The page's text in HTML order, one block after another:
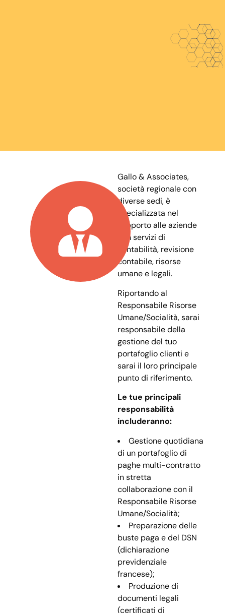
Gallo & Associates,
società regionale con
diverse sedi, è
specializzata nel
supporto alle aziende
con servizi di
contabilità, revisione
contabile, risorse
umane e legali.
Riportando al
Responsabile Risorse
Umane/Socialità, sarai
responsabile della
gestione del tuo
portafoglio clienti e
sarai il loro principale
punto di riferimento.
Le tue principali
responsabilità
includeranno:
Gestione quotidiana
di un portafoglio di
paghe multi-contratto
in stretta
collaborazione con il
Responsabile Risorse
Umane/Socialità;
Preparazione delle
buste paga e del DSN
(dichiarazione
previdenziale
francese);
Produzione di
documenti legali
(certificati di